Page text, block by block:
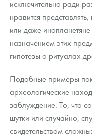
исключительно ради
нравится
или даже
назначением этих
гипотезы о ритуалах
Подобные примеры
археологические
заблуждение. То, что
шутки или случайно,
свидетельством